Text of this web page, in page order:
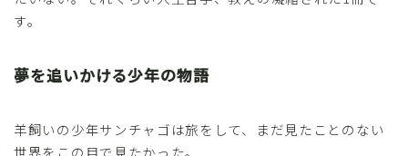
す。
夢を追いかける少年の物語
羊飼いの少年サンチャゴは旅をして、まだ見たことのない